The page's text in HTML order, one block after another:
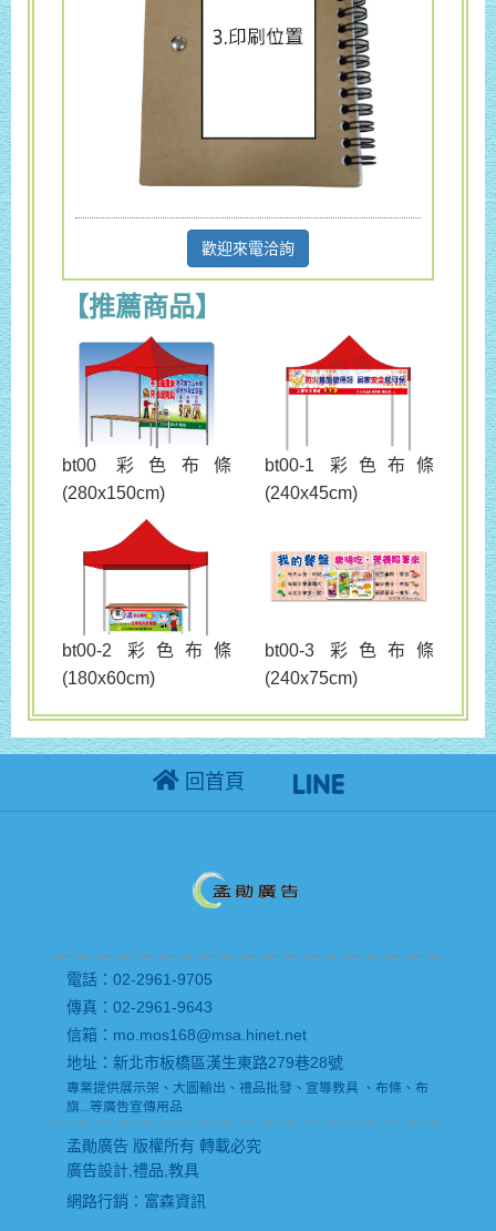
歡迎來電洽詢
【推薦商品】
bt00 彩色布條
(280x150cm)
bt00-1 彩色布條
(240x45cm)
bt00-2 彩色布條
(180x60cm)
bt00-3 彩色布條
(240x75cm)
回首頁
電話：02-2961-9705
傳真：02-2961-9643
信箱：mo.mos168@msa.hinet.net
地址：新北市板橋區漢生東路279巷28號
專業提供展示架、大圖輸出、禮品批發、宣導教具 、布條、布
旗...等廣告宣傳用品
孟勛廣告 版權所有 轉載必究
廣告設計,禮品,教具
網路行銷 ：富森資訊